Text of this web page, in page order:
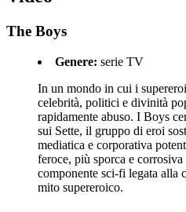
The Boys
Genere: serie TV
In un mondo in cui i
celebrità, politici e divinità
rapidamente abuso. I Boys
sui Sette, il gruppo di eroi
mediatica e corporativa
feroce, più sporca e
componente sci-fi legata alla
mito supereroico.